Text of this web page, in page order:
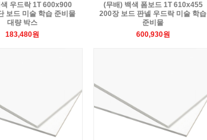
우드락 1T 600x900
보드 미술 학습 준비물
대량 박스
183,480원
(무배) 백색 폼보드 1T 610x455
200장 보드 판넬 우드락 미술 학습
준비물
600,930원